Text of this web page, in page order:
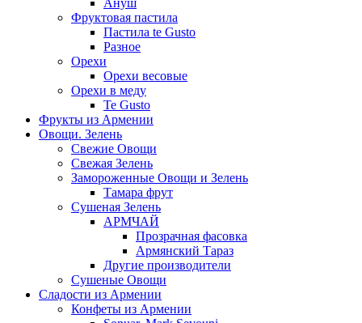
Ануш
Фруктовая пастила
Пастила te Gusto
Разное
Орехи
Орехи весовые
Орехи в меду
Te Gusto
Фрукты из Армении
Овощи. Зелень
Свежие Овощи
Свежая Зелень
Замороженные Овощи и Зелень
Тамара фрут
Сушеная Зелень
АРМЧАЙ
Прозрачная фасовка
Армянский Тараз
Другие производители
Сушеные Овощи
Сладости из Армении
Конфеты из Армении